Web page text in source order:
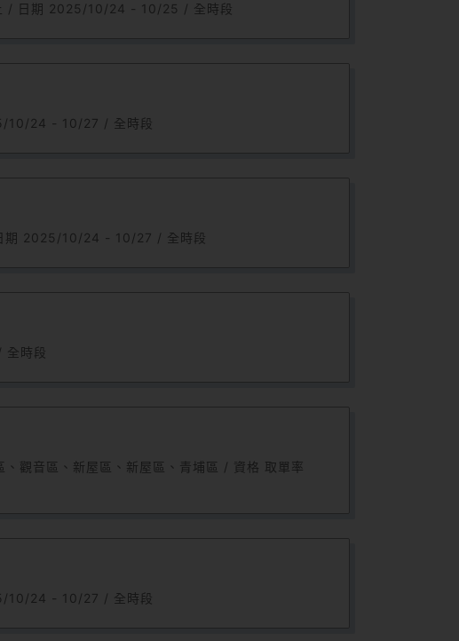
/ 日期 2025/10/24 - 10/25 / 全時段
10/24 - 10/27 / 全時段
期 2025/10/24 - 10/27 / 全時段
全時段
觀音區、新屋區、新屋區、青埔區 / 資格 取單率
10/24 - 10/27 / 全時段